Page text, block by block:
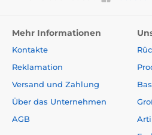
Mehr Informationen
Kontakte
Reklamation
Versand und Zahlung
Über das Unternehmen
AGB